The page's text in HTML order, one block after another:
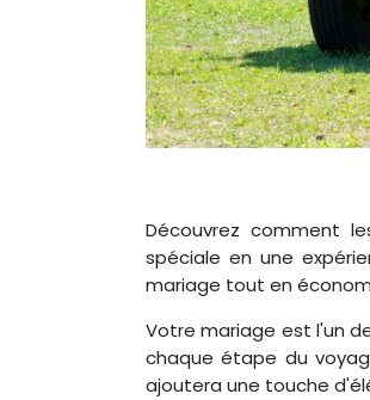
Découvrez comment
spéciale en une
mariage tout en
Votre mariage est l'un
chaque étape du
ajoutera une touche